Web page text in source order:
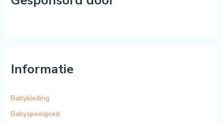
Informatie
Babykleding
Babyspeelgoed